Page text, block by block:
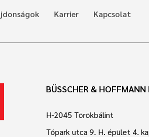
Karrier Kapcsolat
BÜSSCHER & HOFFMANN
H-2045 Törökbálint
Tópark utca 9. H. épület 4.